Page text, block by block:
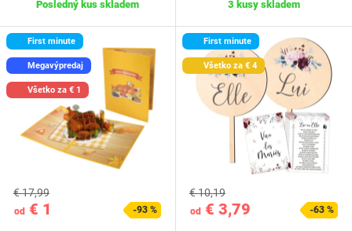
Posledný kus skladem 3 kusy skladem
First minute
Megavýpredaj
Všetko za € 1
od € 1
€ 17,99
-93 %
First minute
Všetko za € 4
od € 3,79
€ 10,19
-63 %